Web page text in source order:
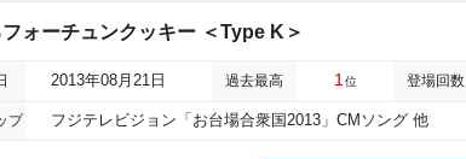
ォーチュンクッキー ＜Type K＞
2013年08月21日 過去最高 1 位 登場回数
プ フジテレビジョン「お台場合衆国2013」CMソング 他